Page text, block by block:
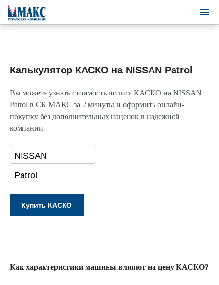
Калькулятор КАСКО на NISSAN Patrol
Вы можете узнать стоимость полиса КАСКО на NISSAN
Patrol в СК МАКС за 2 минуты и оформить онлайн-
покупку без дополнительных наценок в надежной
компании.
Как характеристики машины влияют на цену КАСКО?